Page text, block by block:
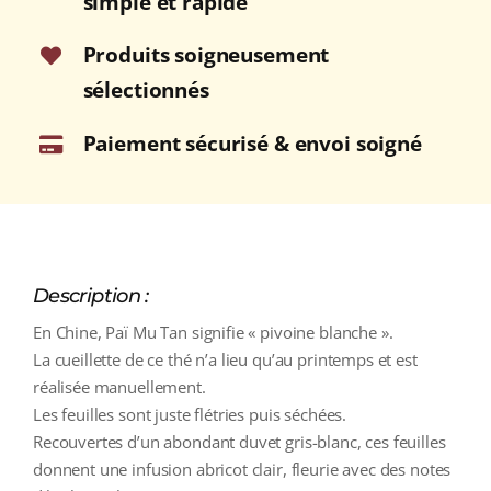
Produits soigneusement
sélectionnés
Paiement sécurisé & envoi soigné
Description :
En Chine, Paï Mu Tan signifie « pivoine blanche ».
La cueillette de ce thé n’a lieu qu’au printemps et est
réalisée manuellement.
Les feuilles sont juste flétries puis séchées.
Recouvertes d’un abondant duvet gris-blanc, ces feuilles
donnent une infusion abricot clair, fleurie avec des notes